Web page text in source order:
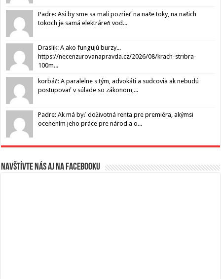
Padre: Asi by sme sa mali pozrieť na naše toky, na našich
tokoch je samá elektráreň vod...
Draslik: A ako fungujú burzy...
https://necenzurovanapravda.cz/2026/08/krach-stribra-
100m...
korbáč: A paralelne s tým, advokáti a sudcovia ak nebudú
postupovať v súlade so zákonom,...
Padre: Ak má byť doživotná renta pre premiéra, akýmsi
ocenením jeho práce pre národ a o...
Navštívte nás aj na Facebooku